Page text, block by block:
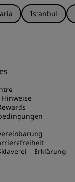
Istanbul
– Erklärung